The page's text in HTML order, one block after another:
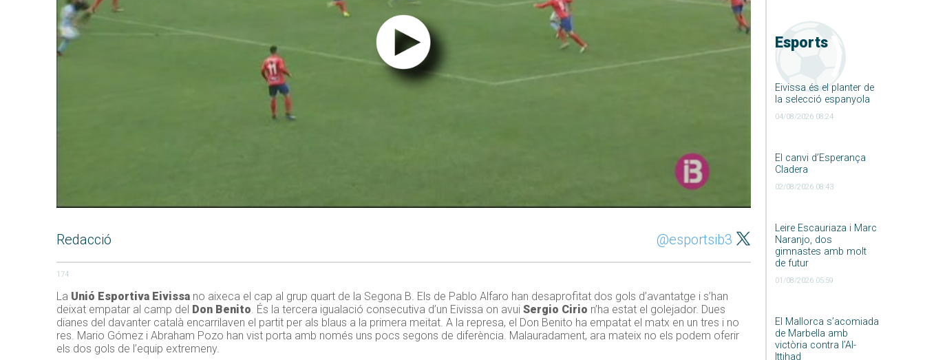
Esports
Eivissa és el planter de
la selecció espanyola
04/08/2026 08:24
El canvi d’Esperança
Cladera
02/08/2026 08:43
Leire Escauriaza i Marc
Naranjo, dos
gimnastes amb molt
de futur
01/08/2026 05:59
El Mallorca s’acomiada
de Marbella amb
victòria contra l’Al-
Ittihad
Redacció @esportsib3
174
La Unió Esportiva Eivissa no aixeca el cap al grup quart de la Segona B. Els de Pablo Alfaro han desaprofitat dos gols d’avantatge i s’han
deixat empatar al camp del Don Benito. És la tercera igualació consecutiva d’un Eivissa on avui Sergio Cirio n’ha estat el golejador. Dues
dianes del davanter català encarrilaven el partit per als blaus a la primera meitat. A la represa, el Don Benito ha empatat el matx en un tres i no
res. Mario Gómez i Abraham Pozo han vist porta amb només uns pocs segons de diferència. Malauradament, ara mateix no els podem oferir
els dos gols de l’equip extremeny.